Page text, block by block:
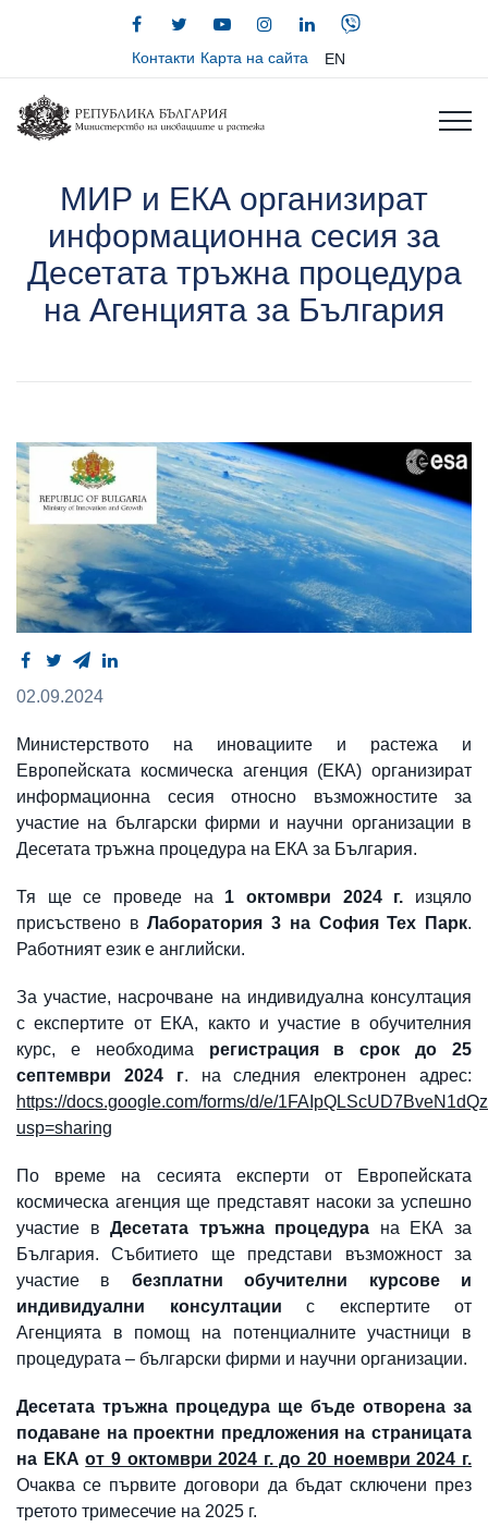
Контакти Карта на сайта EN
МИР и ЕКА организират
информационна сесия за
Десетата тръжна процедура
на Агенцията за България
02.09.2024
Министерството на иновациите и растежа и
Европейската космическа агенция (ЕКА) организират
информационна сесия относно възможностите за
участие на български фирми и научни организации в
Десетата тръжна процедура на ЕКА за България.
Тя ще се проведе на 1 октомври 2024 г. изцяло
присъствено вЛаборатория 3 на София Тех Парк.
Работният език е английски.
За участие, насрочване на индивидуална консултация
с експертите от ЕКА, както и участие в обучителния
курс, е необходима регистрация в срок до 25
септември 2024 г. на следния електронен адрес:
https://docs.google.com/forms/d/e/
usp=sharing
По време на сесията експерти от Европейската
космическа агенция ще представят насоки за успешно
участие вДесетата тръжна процедура на ЕКА за
България. Събитието ще представи възможност за
участие в безплатни обучителни курсове и
индивидуални консултации с експертите от
Агенцията в помощ на потенциалните участници в
процедурата – български фирми и научни организации.
Десетата тръжна процедура ще бъде отворена за
подаване на проектни предложения на страницата
на ЕКАот 9 октомври 2024 г. до 20 ноември 2024 г.
Очаква се първите договори да бъдат сключени през
третото тримесечие на 2025 г.